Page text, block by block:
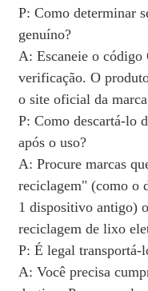
P: Como determinar
genuíno?
A: Escaneie o código
verificação. O
o site oficial da
P: Como descartá-lo
após o uso?
A: Procure marcas
reciclagem" (como o
1 dispositivo antigo)
reciclagem de lixo
P: É legal transportá-
A: Você precisa